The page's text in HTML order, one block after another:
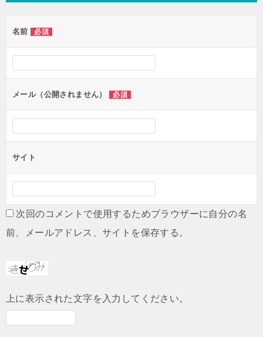
ー
シ
ン
名前 必須
メール（公開されません） 必須
サイト
次回のコメントで使用するためブラウザーに自分の名
前、メールアドレス、サイトを保存する。
上に表示された文字を入力してください。